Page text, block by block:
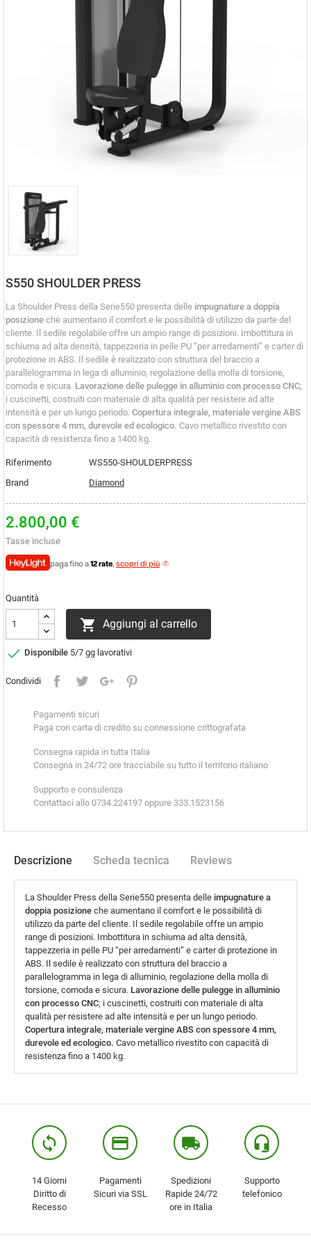
S550 SHOULDER PRESS
La Shoulder Press della Serie550 presenta delle impugnature a doppia
posizione che aumentano il comfort e le possibilità di utilizzo da parte del
cliente. Il sedile regolabile offre un ampio range di posizioni. Imbottitura in
schiuma ad alta densità, tappezzeria in pelle PU “per arredamenti” e carter di
protezione in ABS. Il sedile è realizzato con struttura del braccio a
parallelogramma in lega di alluminio, regolazione della molla di torsione,
comoda e sicura. Lavorazione delle pulegge in alluminio con processo CNC;
i cuscinetti, costruiti con materiale di alta qualità per resistere ad alte
intensità e per un lungo periodo. Copertura integrale, materiale vergine ABS
con spessore 4 mm, durevole ed ecologico. Cavo metallico rivestito con
capacità di resistenza fino a 1400 kg.
Riferimento
WS550-SHOULDERPRESS
Brand
Diamond
2.800,00 €
Tasse incluse
paga fino a12 rate, scopri di più
Quantità
 Aggiungi al carrello
 Disponibile 5/7 gg lavorativi
Condividi
Pagamenti sicuri
Paga con carta di credito su connessione crittografata
Consegna rapida in tutta Italia
Consegna in 24/72 ore tracciabile su tutto il territorio italiano
Supporto e consulenza
Contattaci allo 0734.224197 oppure 333.1523156
Descrizione Scheda tecnica Reviews
La Shoulder Press della Serie550 presenta delle impugnature a
doppia posizione che aumentano il comfort e le possibilità di
utilizzo da parte del cliente. Il sedile regolabile offre un ampio
range di posizioni. Imbottitura in schiuma ad alta densità,
tappezzeria in pelle PU “per arredamenti” e carter di protezione in
ABS. Il sedile è realizzato con struttura del braccio a
parallelogramma in lega di alluminio, regolazione della molla di
torsione, comoda e sicura. Lavorazione delle pulegge in alluminio
con processo CNC; i cuscinetti, costruiti con materiale di alta
qualità per resistere ad alte intensità e per un lungo periodo.
Copertura integrale, materiale vergine ABS con spessore 4 mm,
durevole ed ecologico. Cavo metallico rivestito con capacità di
resistenza fino a 1400 kg.
loop
14 Giorni
Diritto di
Recesso
credit_card
Pagamenti
Sicuri via SSL
local_shipping
Spedizioni
Rapide 24/72
ore in Italia
headset_mic
Supporto
telefonico